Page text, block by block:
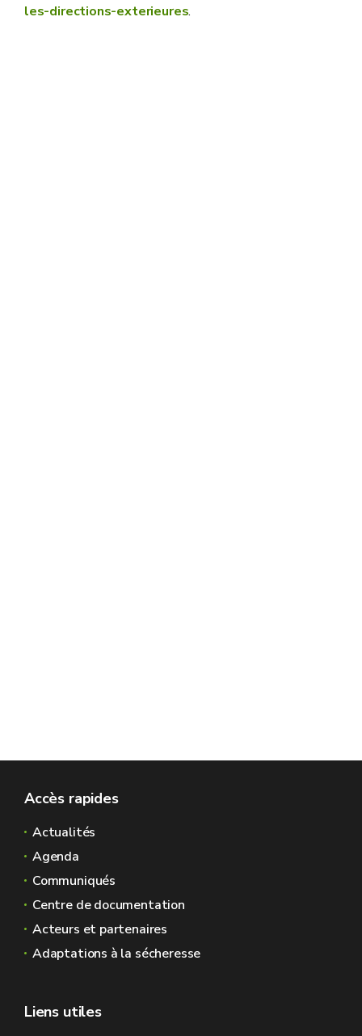
les-directions-exterieures.
Accès rapides
Actualités
Agenda
Communiqués
Centre de documentation
Acteurs et partenaires
Adaptations à la sécheresse
Liens utiles